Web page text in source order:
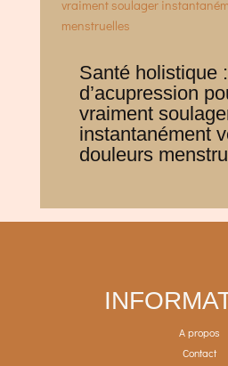
Santé holistique
d’acupression
vraiment
instantanément
douleurs
A propos
Contact